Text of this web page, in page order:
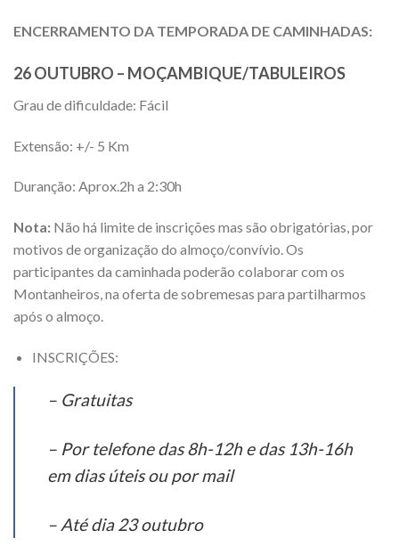
ENCERRAMENTO DA TEMPORADA DE CAMINHADAS:
26 OUTUBRO – MOÇAMBIQUE/TABULEIROS
Grau de dificuldade: Fácil
Extensão: +/- 5 Km
Duranção: Aprox.2h a 2:30h
Nota: Não há limite de inscrições mas são obrigatórias, por
motivos de organização do almoço/convívio. Os
participantes da caminhada poderão colaborar com os
Montanheiros, na oferta de sobremesas para partilharmos
após o almoço.
INSCRIÇÕES:
– Gratuitas
– Por telefone das 8h-12h e das 13h-16h
em dias úteis ou por mail
– Até dia 23 outubro